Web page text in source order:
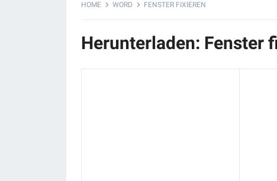
HOME WORD FENSTER FIXIEREN
Herunterladen: Fenster